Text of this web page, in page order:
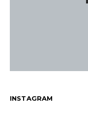
INSTAGRAM